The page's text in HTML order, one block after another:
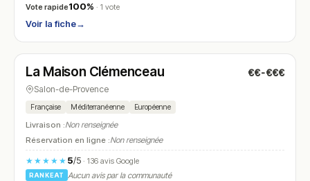
Vote rapide100% · 1 vote
Voir la fiche→
N° 9
La Maison Clémenceau €€-€€€
Salon-de-Provence
Française Méditerranéenne Européenne
Livraison :Non renseignée
Réservation en ligne :Non renseignée
★★★★★ 5/5· 136 avis Google
RANKEAT
Aucun avis par la communauté